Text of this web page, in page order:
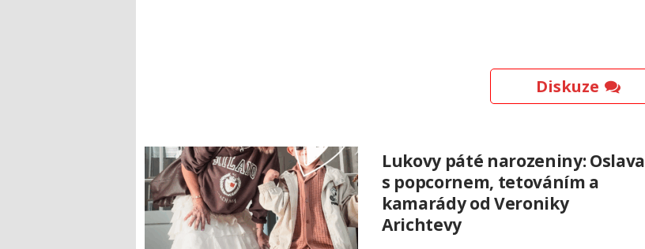
Diskuze
Lukovy páté narozeniny: Oslava
s popcornem, tetováním a
kamarády od Veroniky
Arichtevy